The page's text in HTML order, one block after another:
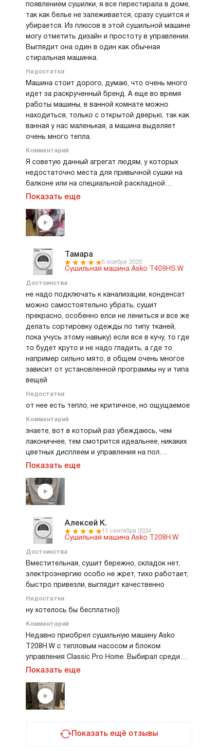
появлением сушилки, я все перестирала в доме,
так как белье не залеживается, сразу сушится и
убирается. Из плюсов в этой сушильной машине
могу отметить дизайн и простоту в управлении.
Выглядит она один в один как обычная
стиральная машинка.
Недостатки
Машина стоит дорого, думаю, что очень много
идет за раскрученный бренд. А еще во время
работы машины, в ванной комнате можно
находиться, только с открытой дверью, так как
ванная у нас маленькая, а машина выделяет
очень много тепла.
Комментарий
Я советую данный агрегат людям, у которых
недостаточно места для привычной сушки на
балконе или на специальной раскладной
сушилке. Пользуюсь данной машиной около
стиральной машиной из этой же серии, что
позволяет легко перегружать белье из одной
машины в другую. Эта машина отлично
справляется со своей главной функцией - сушка,
сушит, при чем, очень даже неплохо. В общем,
это супер техника. Очень рада этому
приобретению. Мечта любой хозяйки. У меня
машинка просто спасение. Она удобна и проста
в применении, разберётся любой.
Показать еще
Тамара
5 ноября 2020
Сушильная машина Asko T409HS.W
Достоинства
не надо подключать к канализации, конденсат
можно самостоятельно убрать, сушит
прекрасно, особенно елси не лениться и все же
делать сортировку одежды по типу тканей,
пока учусь этому навыку) если все в кучу, то где
то будет круто и не надо гладить, а где то
например сильно мято, в общем очень многое
зависит от установленной программы ну и типа
вещей
Недостатки
от нее есть тепло, не критичное, но ощущаемое
Комментарий
знаете, вот в который раз убеждаюсь, чем
лаконичнее, тем смотрится идеальнее, никаких
цветных дисплеем и управления на пол
стиральной машины - все просто, а все как
стиральной и сушильной просто в восторге!
Показать еще
Алексей К.
11 сентября 2024
Сушильная машина Asko T208H.W
Достоинства
Вместительная, сушит бережно, складок нет,
электроэнергию особо не жрет, тихо работает,
быстро привезли, выглядит качественно
Недостатки
ну хотелось бы бесплатно))
Комментарий
Недавно приобрел сушильную машину Asko
T208H.W с тепловым насосом и блоком
управления Classic Pro Home. Выбирал среди
разных моделей, но решил остановиться на ней,
Classic. Заказ делал у официального дилера
Asko, все прошло без проблем. Доставку
организовали быстро, привезли буквально
Пользуюсь сушилкой уже несколько недель, и
Показать еще
Показать ещё отзывы